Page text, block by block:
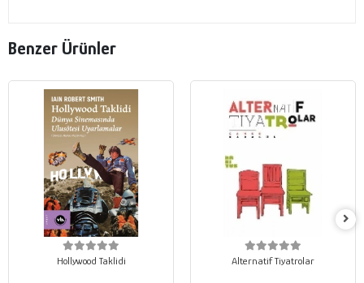
Benzer Ürünler
Hollywood Taklidi Alternatif Tiyatrolar